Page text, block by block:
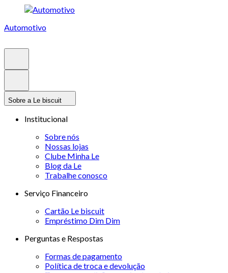
Automotivo
Sobre a Le biscuit
Institucional
Sobre nós
Nossas lojas
Clube Minha Le
Blog da Le
Trabalhe conosco
Serviço Financeiro
Cartão Le biscuit
Empréstimo Dim Dim
Perguntas e Respostas
Formas de pagamento
Política de troca e devolução